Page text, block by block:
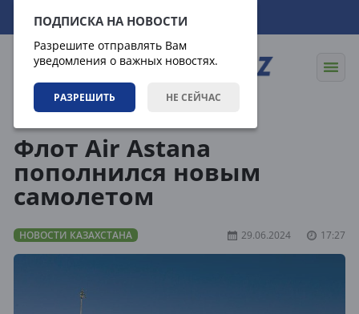
ПОДПИСКА НА НОВОСТИ
Разрешите отправлять Вам
уведомления о важных новостях.
РАЗРЕШИТЬ НЕ СЕЙЧАС
08.08.2026 02:11:22
Флот Air Astana
пополнился новым
самолетом
НОВОСТИ КАЗАХСТАНА 29.06.2024 17:27